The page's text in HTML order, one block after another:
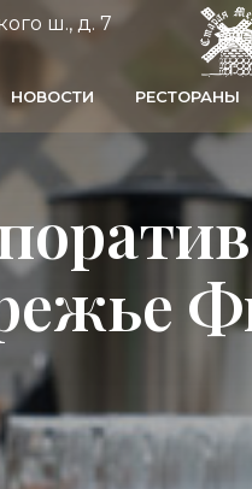
ш., д. 7
НОВОСТИ РЕСТОРАНЫ